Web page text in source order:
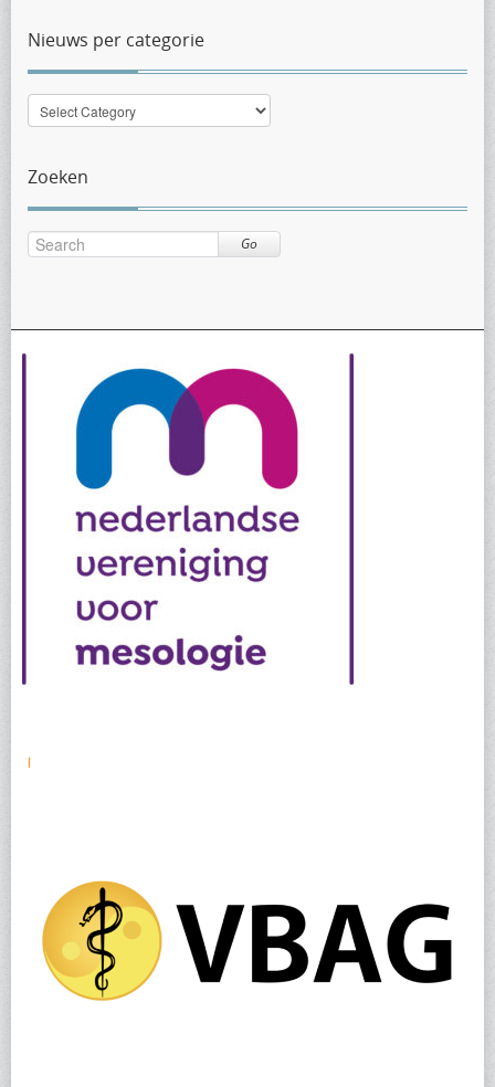
Nieuws per categorie
Nieuws
per
Zoeken
Go